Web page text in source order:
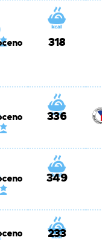
318
336
349
233